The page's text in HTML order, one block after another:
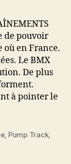
de pouvoir
où en France.
Le BMX
De plus
à pointer le
, Pump Track,